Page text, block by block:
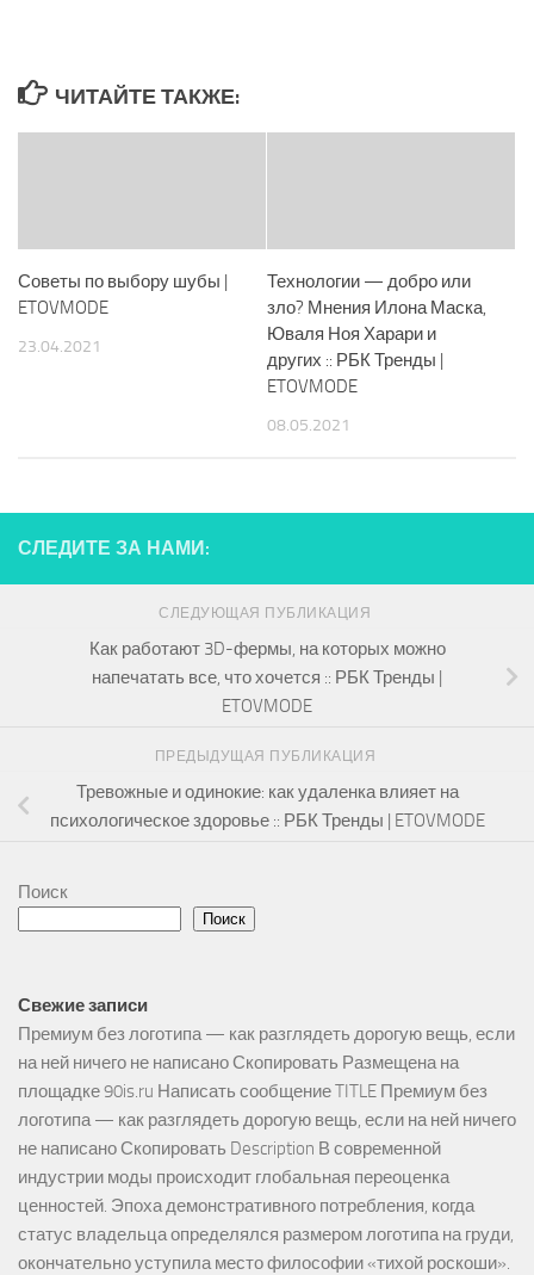
ЧИТАЙТЕ ТАКЖЕ:
Советы по выбору шубы |
ETOVMODE
23.04.2021
Технологии — добро или
зло? Мнения Илона Маска,
Юваля Ноя Харари и
других :: РБК Тренды |
ETOVMODE
08.05.2021
СЛЕДИТЕ ЗА НАМИ:
СЛЕДУЮЩАЯ ПУБЛИКАЦИЯ
Как работают 3D-фермы, на которых можно
напечатать все, что хочется :: РБК Тренды |
ETOVMODE
ПРЕДЫДУЩАЯ ПУБЛИКАЦИЯ
Тревожные и одинокие: как удаленка влияет на
психологическое здоровье :: РБК Тренды | ETOVMODE
Поиск
Поиск
Свежие записи
Премиум без логотипа — как разглядеть дорогую вещь, если
на ней ничего не написано Скопировать Размещена на
площадке 90is.ru Написать сообщение TITLE Премиум без
логотипа — как разглядеть дорогую вещь, если на ней ничего
не написано Скопировать Description В современной
индустрии моды происходит глобальная переоценка
ценностей. Эпоха демонстративного потребления, когда
статус владельца определялся размером логотипа на груди,
окончательно уступила место философии «тихой роскоши».